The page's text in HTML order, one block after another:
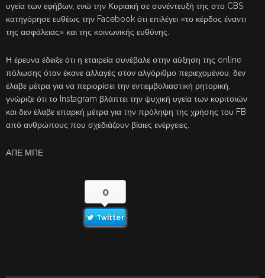
υγεία των εφήβων, ενώ την Κυριακή σε συνέντευξή της στο CBS
κατηγόρησε ευθέως την Facebook ότι επιλέγει «το κέρδος έναντι
της ασφάλειας» και της κοινωνικής ευθύνης.
Η έρευνα έδειξε ότι η εταιρεία συνέβαλε στην αύξηση της online
πόλωσης όταν έκανε αλλαγές στον αλγόριθμο περιεχομένου, δεν
έλαβε μέτρα για να περιορίσει την εντιεμβολιαστική ρητορική,
γνώριζε ότι το Instagram βλάπτει την ψυχική υγεία των κοριτσιών
και δεν έλαβε επαρκή μέτρα για την πρόληψη της χρήσης του FB
από ανθρώπους που σχεδιάζουν βίαιες ενέργειες.
ΑΠΕ ΜΠΕ
0
Twitter